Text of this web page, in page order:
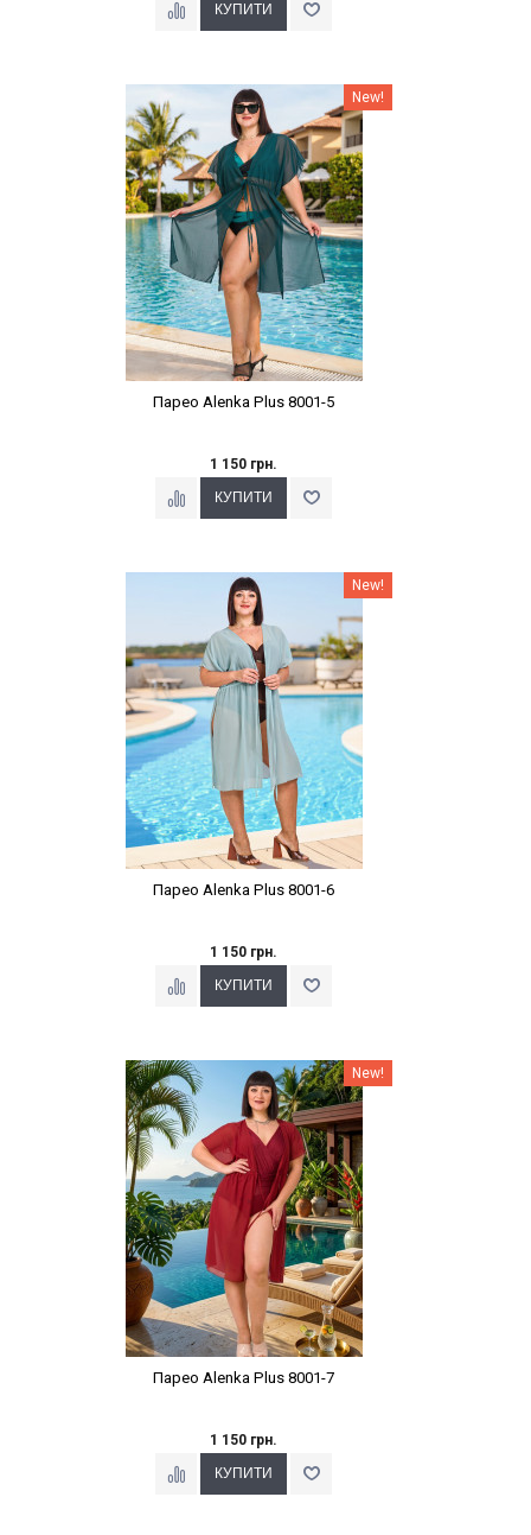
Наклейки Варіант з % New!
Парео Alenka Plus 8001-5
1 150 грн.
Наклейки Варіант з % New!
Парео Alenka Plus 8001-6
1 150 грн.
Наклейки Варіант з % New!
Парео Alenka Plus 8001-7
1 150 грн.